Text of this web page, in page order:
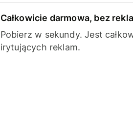
Całkowicie darmowa, bez
Pobierz w sekundy. Jest
irytujących reklam.